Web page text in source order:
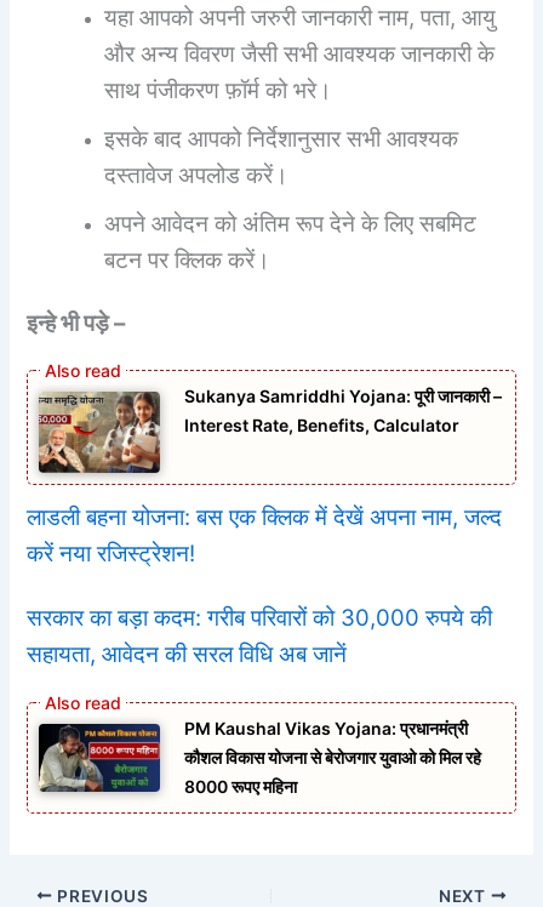
यहा आपको अपनी जरुरी जानकारी नाम, पता, आयु
और अन्य विवरण जैसी सभी आवश्यक जानकारी के
साथ पंजीकरण फ़ॉर्म को भरे।
इसके बाद आपको निर्देशानुसार सभी आवश्यक
दस्तावेज अपलोड करें।
अपने आवेदन को अंतिम रूप देने के लिए सबमिट
बटन पर क्लिक करें।
इन्हे भी पड़े –
Sukanya Samriddhi Yojana: पूरी जानकारी –
Interest Rate, Benefits, Calculator
लाडली बहना योजना: बस एक क्लिक में देखें अपना नाम, जल्द
करें नया रजिस्ट्रेशन!
सरकार का बड़ा कदम: गरीब परिवारों को 30,000 रुपये की
सहायता, आवेदन की सरल विधि अब जानें
PM Kaushal Vikas Yojana: प्रधानमंत्री
कौशल विकास योजना से बेरोजगार युवाओ को मिल रहे
8000 रूपए महिना
PREVIOUS NEXT